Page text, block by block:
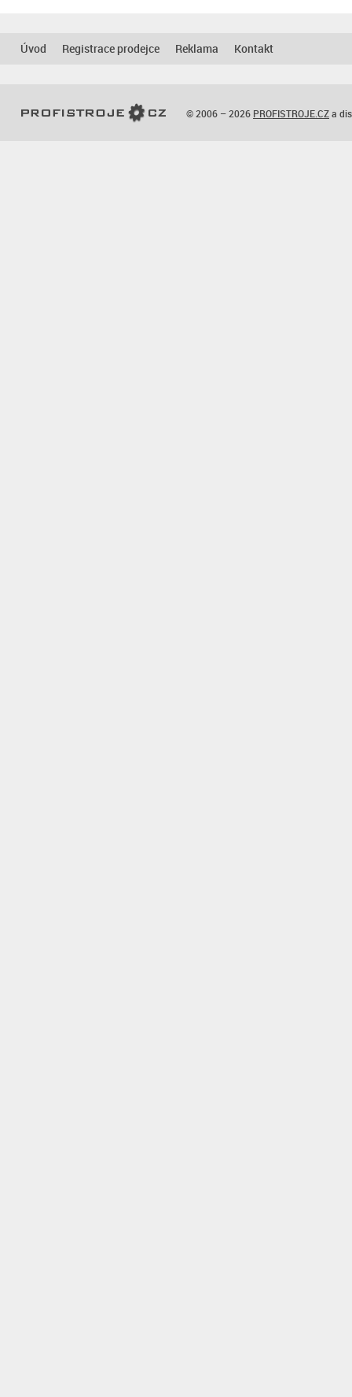
Úvod Registrace prodejce Reklama Kontakt
© 2006 – 2026 PROFISTROJE.CZa